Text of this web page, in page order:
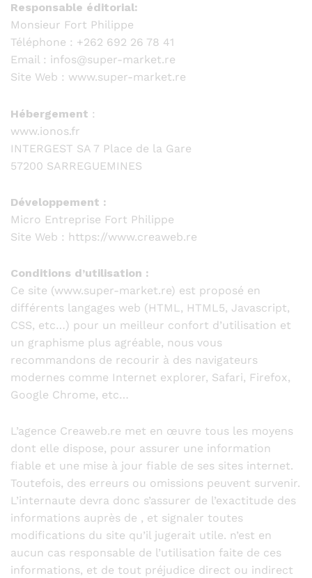
Responsable éditorial:
Monsieur Fort Philippe
Téléphone : +262 692 26 78 41
Email : infos@super-market.re
Site Web : www.super-market.re
Hébergement :
www.ionos.fr
INTERGEST SA 7 Place de la Gare
57200 SARREGUEMINES
Développement :
Micro Entreprise Fort Philippe
Site Web : https://www.creaweb.re
Conditions d’utilisation :
Ce site (www.super-market.re) est proposé en
différents langages web (HTML, HTML5, Javascript,
CSS, etc…) pour un meilleur confort d’utilisation et
un graphisme plus agréable, nous vous
recommandons de recourir à des navigateurs
modernes comme Internet explorer, Safari, Firefox,
Google Chrome, etc…
L’agence Creaweb.re met en œuvre tous les moyens
dont elle dispose, pour assurer une information
fiable et une mise à jour fiable de ses sites internet.
Toutefois, des erreurs ou omissions peuvent survenir.
L’internaute devra donc s’assurer de l’exactitude des
informations auprès de , et signaler toutes
modifications du site qu’il jugerait utile. n’est en
aucun cas responsable de l’utilisation faite de ces
informations, et de tout préjudice direct ou indirect